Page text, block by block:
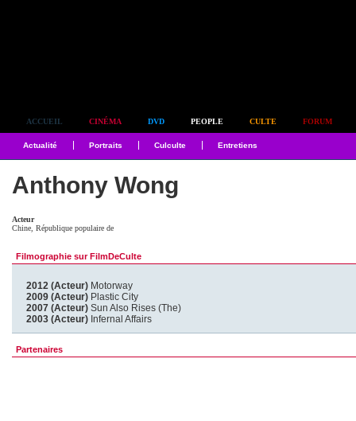
ACCUEIL CINÉMA DVD PEOPLE CULTE FORUM
Actualité Portraits Culculte Entretiens
Anthony Wong
Acteur
Chine, République populaire de
Filmographie sur FilmDeCulte
2012 (Acteur) Motorway
2009 (Acteur) Plastic City
2007 (Acteur) Sun Also Rises (The)
2003 (Acteur) Infernal Affairs
Partenaires